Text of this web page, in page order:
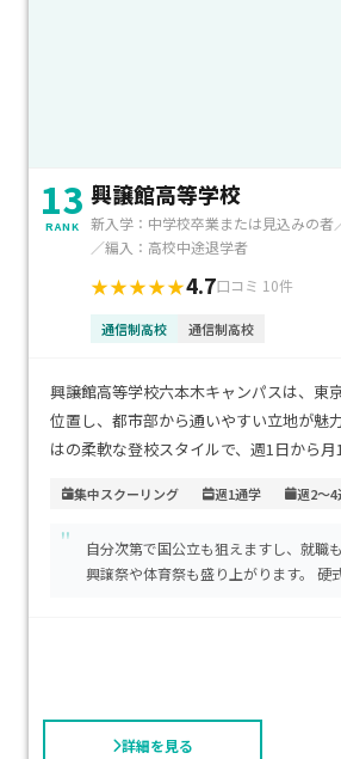
13
RANK
興譲館高等学校
新入学：中学校卒業または見込みの者
／編入：高校中途退学者
★★★★★4.7口コミ 10件
通信制高校 通信制高校
興譲館高等学校六本木キャンパスは、東
位置し、都市部から通いやすい立地が魅
はの柔軟な登校スタイルで、週1日から
金50000円、1単位8000円、教育充実費
学支援金を活用すれば負担を軽減できま
しつつも、都市部の利便性を活かした対
集中スクーリング 週1通学 週2～4
"
自分次第で国公立も狙えますし、就職もでき
興譲祭や体育祭も盛り上がります。 硬式野球の人や寮生が
詳細を見る